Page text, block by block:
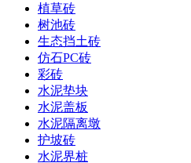
植草砖
树池砖
生态挡土砖
仿石PC砖
彩砖
水泥垫块
水泥盖板
水泥隔离墩
护坡砖
水泥界桩